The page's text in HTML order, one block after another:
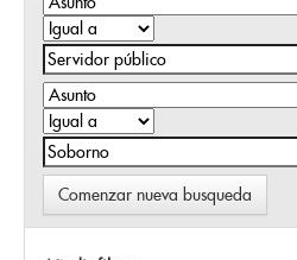
Comenzar nueva busqueda